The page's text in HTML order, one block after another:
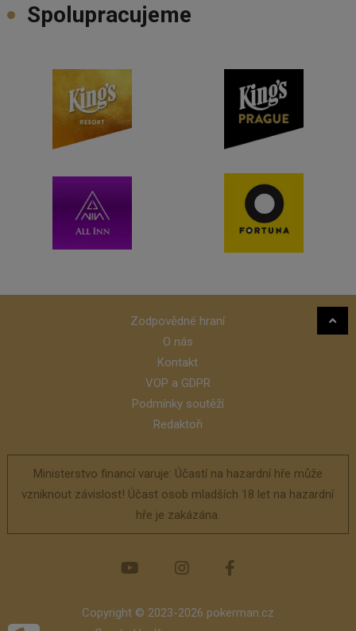
Spolupracujeme
Zodpovědné hraní
O nás
Kontakt
VOP a GDPR
Podmínky soutěží
Redaktoři
Ministerstvo financí varuje: Účastí na hazardní hře může
vzniknout závislost! Účast osob mladších 18 let na hazardní
hře je zakázána.
Copyright © 2023-2026 pokerman.cz